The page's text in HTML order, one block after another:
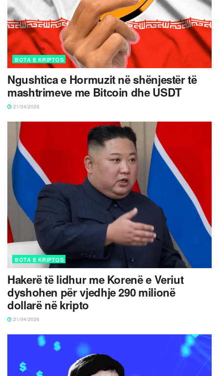
BOTA E KRIPTOS
Ngushtica e Hormuzit në shënjestër të
mashtrimeve me Bitcoin dhe USDT
21/04/2026
BOTA E KRIPTOS
Hakerë të lidhur me Korenë e Veriut
dyshohen për vjedhje 290 milionë
dollarë në kripto
21/04/2026